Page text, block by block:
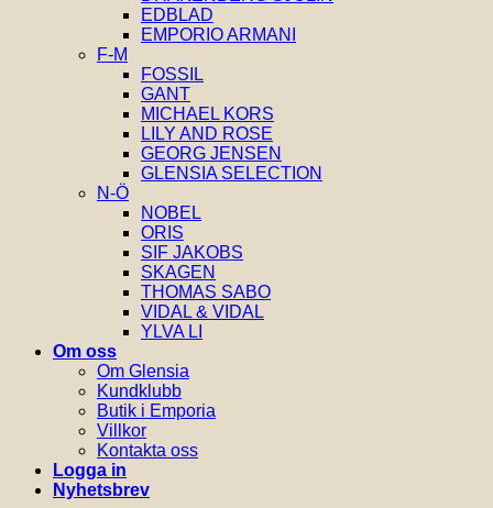
EDBLAD
EMPORIO ARMANI
F-M
FOSSIL
GANT
MICHAEL KORS
LILY AND ROSE
GEORG JENSEN
GLENSIA SELECTION
N-Ö
NOBEL
ORIS
SIF JAKOBS
SKAGEN
THOMAS SABO
VIDAL & VIDAL
YLVA LI
Om oss
Om Glensia
Kundklubb
Butik i Emporia
Villkor
Kontakta oss
Logga in
Nyhetsbrev